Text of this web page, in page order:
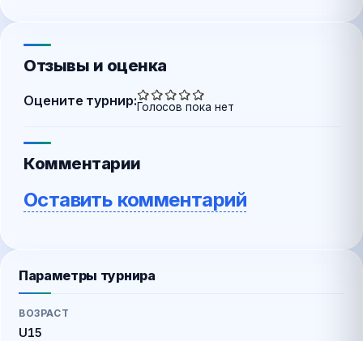
Отзывы и оценка
Оцените турнир:Голосов пока нет
Комментарии
Оставить комментарий
Параметры турнира
ВОЗРАСТ
U15